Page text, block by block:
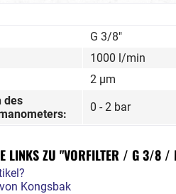
G 3/8"
1000 l/min
2 µm
des
0 - 2 bar
LINKS ZU "VORFILTER / G 3/8
Kongsbak